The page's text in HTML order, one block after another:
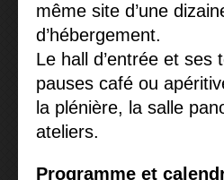
même site d’une
d’hébergement.
Le hall d’entrée et ses
pauses café ou
la plénière, la salle
ateliers.
Programme et